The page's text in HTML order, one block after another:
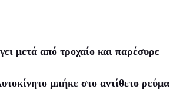
μετά από τροχαίο και παρέσυρε
μπήκε στο αντίθετο ρεύμα